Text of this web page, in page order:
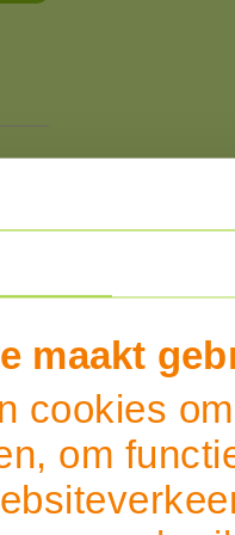
maakt
cookies
om